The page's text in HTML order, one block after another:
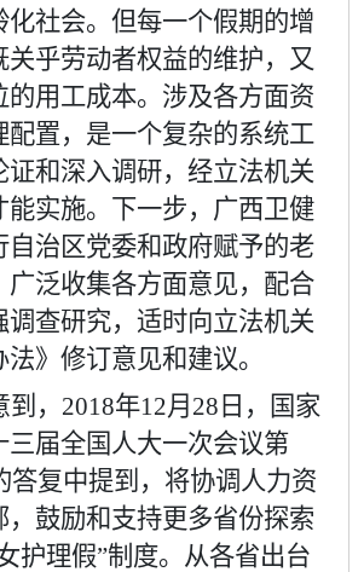
化社会。但每一个假期的增
关乎劳动者权益的维护，又
的用工成本。涉及各方面资
配置，是一个复杂的系统工
证和深入调研，经立法机关
能实施。下一步，广西卫健
自治区党委和政府赋予的老
广泛收集各方面意见，配合
调查研究，适时向立法机关
》修订意见和建议。
， 2018年12月 28 日，国家
三届全国人大一次会议第
答复中提到，将协调人力资
，鼓励和支持更多省份探索
护理假”制度。从各省出台